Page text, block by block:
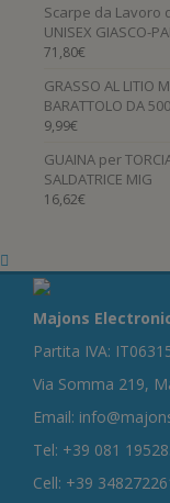
Scarpe da Lavoro
UNISEX GIASCO-
71,80€
GRASSO AL LITIO
BARATTOLO DA
9,99€
GUAINA per
SALDATRICE MIG
16,62€
Majons
Partita IVA:
Via Somma 219,
Email:
Tel: +39 081
Cell: +39